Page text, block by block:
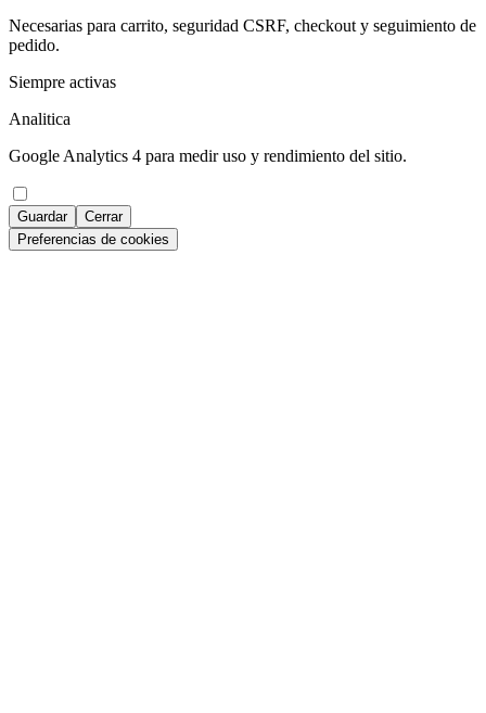
Necesarias para carrito, seguridad CSRF, checkout y seguimiento de
pedido.
Siempre activas
Analitica
Google Analytics 4 para medir uso y rendimiento del sitio.
Guardar
Cerrar
Preferencias de cookies